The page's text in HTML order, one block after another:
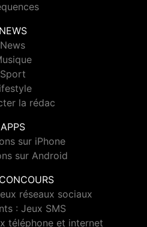
NEWS
News
Sport
la rédac
APPS
sur iPhone
sur Android
réseaux sociaux
: Jeux SMS
téléphone et internet